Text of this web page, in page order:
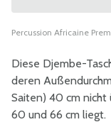
Percussion Africaine
Diese Djembe-
deren
Saiten) 40 cm nicht
60 und 66 cm liegt.